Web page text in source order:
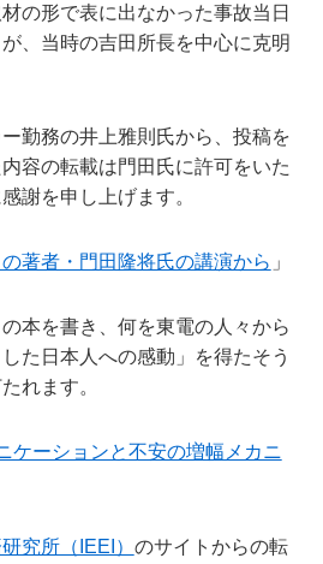
の形で表に出なかった事故当日
、当時の吉田所長を中心に克明
勤務の井上雅則氏から、投稿を
容の転載は門田氏に許可をいた
謝を申し上げます。
の著者・門田隆将氏の講演から 」
本を書き、何を東電の人々から
た日本人への感動」を得たそう
れます。
ケーションと不安の増幅メカニ
究所（IEEI） のサイトからの転